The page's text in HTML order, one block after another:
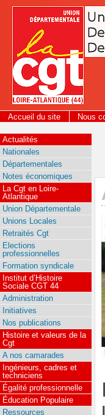
Panneau de gestion des
Accueil du site Nous
2026
Actualités
Nationales
Départementales
Notes économiques
La Cgt en Loire-
Atlantique
Union Départementale
Unions Locales
Retraités Cgt
Elections
professionnelles
Formation syndicale
Institut d’Histoire
Sociale CGT 44
Administration
Initiatives
Nos publications
Histoire et valeurs de la
Cgt
A nos camarades
Ingénieurs, cadres et
techniciens
Égalité professionnelle
Éducation Populaire
Ressources